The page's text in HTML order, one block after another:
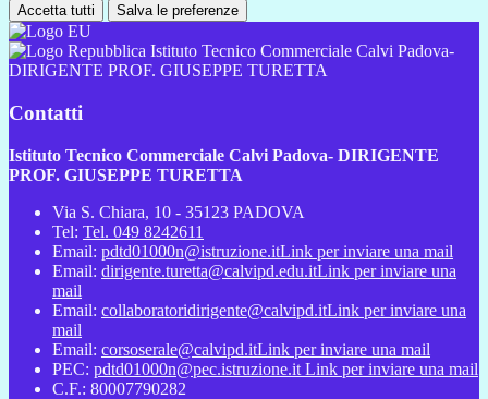
Accetta tutti Salva le preferenze
Istituto Tecnico Commerciale Calvi Padova-
DIRIGENTE PROF. GIUSEPPE TURETTA
Contatti
Istituto Tecnico Commerciale Calvi Padova- DIRIGENTE
PROF. GIUSEPPE TURETTA
Via S. Chiara, 10 - 35123 PADOVA
Tel: Tel. 049 8242611
Email: pdtd01000n@istruzione.itLink per inviare una mail
Email: dirigente.turetta@calvipd.edu.itLink per inviare una
mail
Email: collaboratoridirigente@calvipd.itLink per inviare una
mail
Email: corsoserale@calvipd.itLink per inviare una mail
PEC: pdtd01000n@pec.istruzione.it Link per inviare una mail
C.F.: 80007790282